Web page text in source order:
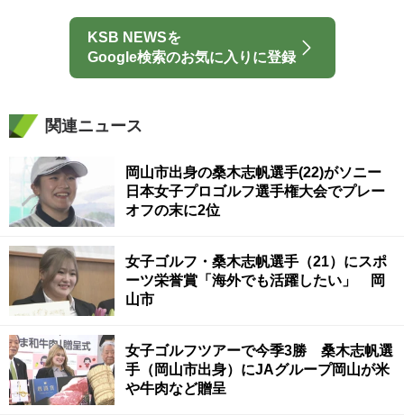
KSB NEWSを
Google検索のお気に入りに登録
関連ニュース
岡山市出身の桑木志帆選手(22)がソニー
日本女子プロゴルフ選手権大会でプレー
オフの末に2位
女子ゴルフ・桑木志帆選手（21）にスポ
ーツ栄誉賞「海外でも活躍したい」 岡
山市
女子ゴルフツアーで今季3勝 桑木志帆選
手（岡山市出身）にJAグループ岡山が米
や牛肉など贈呈